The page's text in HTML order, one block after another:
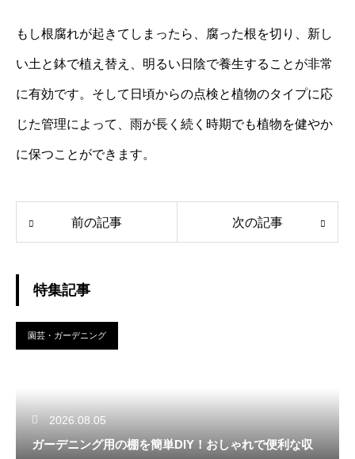
もし根腐れが起きてしまったら、腐った根を切り、新し
い土と鉢で植え替え、明るい日陰で養生することが非常
に有効です。そして日頃からの点検と植物のタイプに応
じた管理によって、雨が長く続く時期でも植物を健やか
に保つことができます。
前の記事 次の記事
特集記事
園芸・ガーデニング
2026.08.05
ガーデニング用の棚を簡単DIY！おしゃれで便利な収